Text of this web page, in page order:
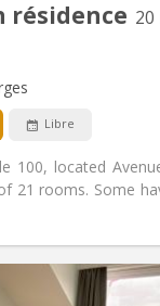
résidence 20
Libre
100, located
21 rooms. Some